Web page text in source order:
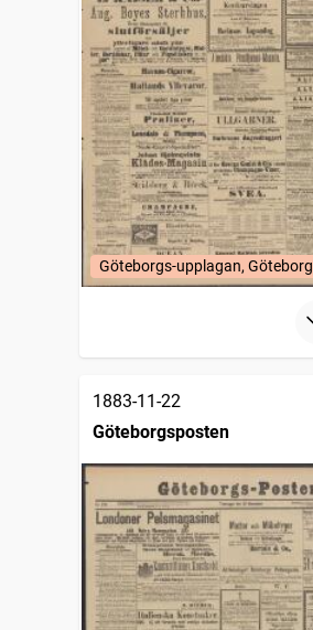
Göteborgs-upplagan, Göteborg
1883-11-22
Göteborgsposten